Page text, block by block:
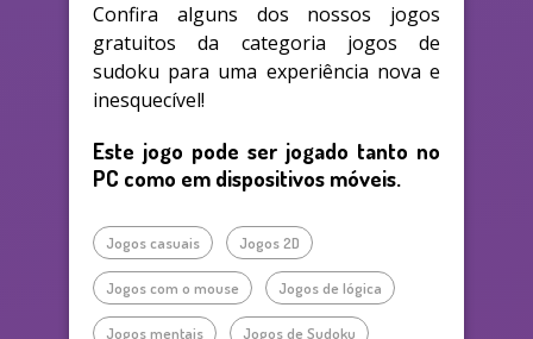
Confira alguns dos nossos jogos
gratuitos da categoria jogos de
sudoku para uma experiência nova e
inesquecível!
Este jogo pode ser jogado tanto no
PC como em dispositivos móveis.
Jogos casuais Jogos 2D
Jogos com o mouse Jogos de lógica
Jogos mentais Jogos de Sudoku